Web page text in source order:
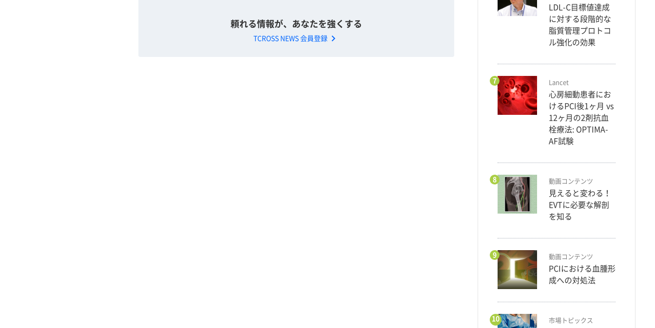
頼れる情報が、あなたを強くする
TCROSS NEWS 会員登録 chevron_right
LDL-C目標値達成
に対する段階的な
脂質管理プロトコ
ル強化の効果
7 Lancet
心房細動患者にお
けるPCI後1ヶ月 vs
12ヶ月の2剤抗血
栓療法: OPTIMA-
AF試験
8 動画コンテンツ
見えると変わる！
EVTに必要な解剖
を知る
9 動画コンテンツ
PCIにおける血腫形
成への対処法
10 市場トピックス